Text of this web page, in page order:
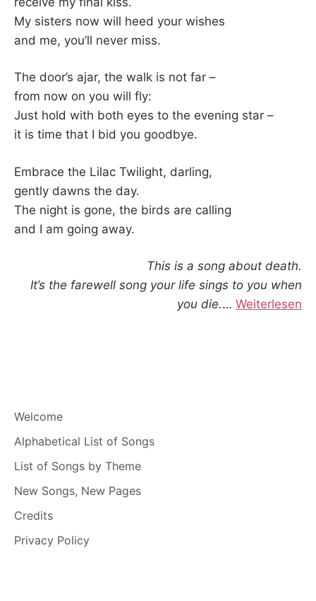
My sisters now will heed your wishes
and me, you’ll never miss.
The door’s ajar, the walk is not far –
from now on you will fly:
Just hold with both eyes to the evening star –
it is time that I bid you goodbye.
Embrace the Lilac Twilight, darling,
gently dawns the day.
The night is gone, the birds are calling
and I am going away.
This is a song about death.
It’s the farewell song your life sings to you when
you die.… Weiterlesen
Welcome
Alphabetical List of Songs
List of Songs by Theme
New Songs, New Pages
Credits
Privacy Policy